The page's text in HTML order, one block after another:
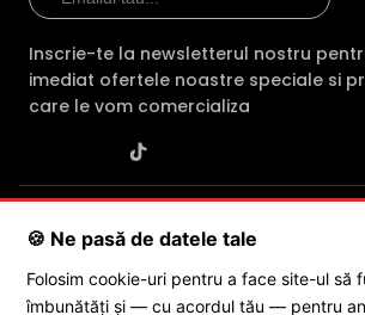
Inscrie-te la newsletterul nostru
imediat ofertele noastre speciale si
care le vom comercializa
J2015001227161· Capital social: 200 RON ·
🍪 Ne pasă de datele tale
Folosim cookie-uri pentru a face site-ul să
îmbunătăți și — cu acordul tău — pentru